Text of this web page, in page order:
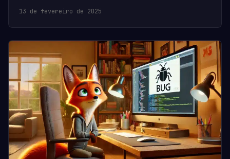
13 de fevereiro de 2025